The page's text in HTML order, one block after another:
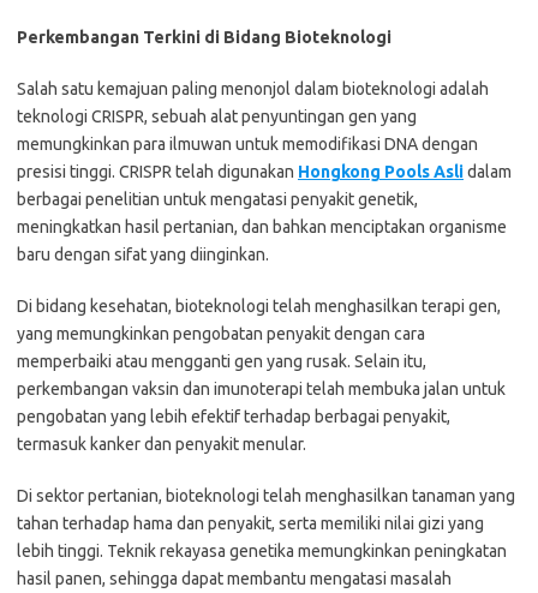
Perkembangan Terkini di Bidang Bioteknologi
Salah satu kemajuan paling menonjol dalam bioteknologi adalah
teknologi CRISPR, sebuah alat penyuntingan gen yang
memungkinkan para ilmuwan untuk memodifikasi DNA dengan
presisi tinggi. CRISPR telah digunakan Hongkong Pools Aslidalam
berbagai penelitian untuk mengatasi penyakit genetik,
meningkatkan hasil pertanian, dan bahkan menciptakan organisme
baru dengan sifat yang diinginkan.
Di bidang kesehatan, bioteknologi telah menghasilkan terapi gen,
yang memungkinkan pengobatan penyakit dengan cara
memperbaiki atau mengganti gen yang rusak. Selain itu,
perkembangan vaksin dan imunoterapi telah membuka jalan untuk
pengobatan yang lebih efektif terhadap berbagai penyakit,
termasuk kanker dan penyakit menular.
Di sektor pertanian, bioteknologi telah menghasilkan tanaman yang
tahan terhadap hama dan penyakit, serta memiliki nilai gizi yang
lebih tinggi. Teknik rekayasa genetika memungkinkan peningkatan
hasil panen, sehingga dapat membantu mengatasi masalah